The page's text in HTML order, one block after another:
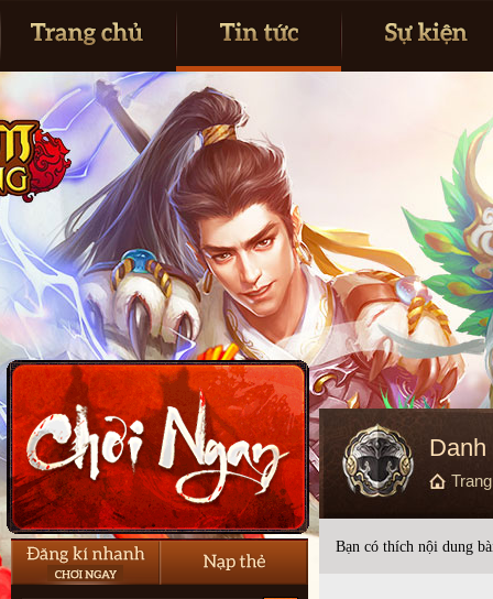
Bạn có thích nội dung